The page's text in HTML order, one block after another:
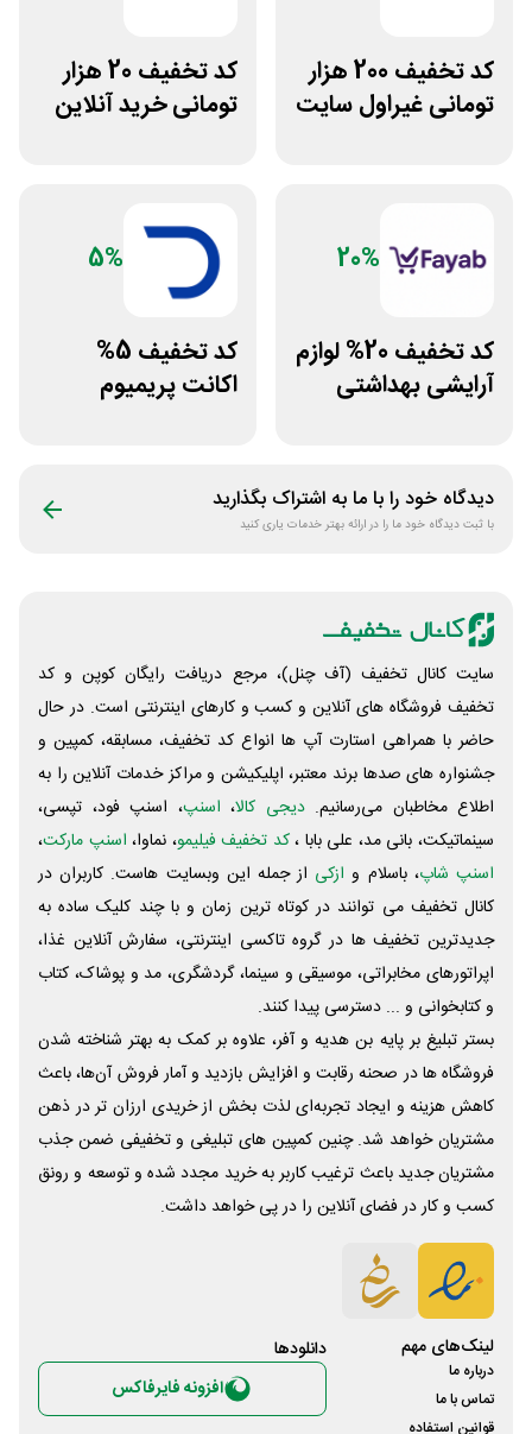
کد تخفیف 200 هزار
تومانی غیراول سایت
کد تخفیف 20 هزار
تومانی خرید آنلاین
20%
کد تخفیف 20% لوازم
آرایشی بهداشتی
5%
کد تخفیف 5%
اکانت پریمیوم
دیدگاه خود را با ما به اشتراک بگذارید
با ثبت دیدگاه خود ما را در ارائه بهتر خدمات یاری کنید
سایت کانال تخفیف (آف چنل)، مرجع دریافت رایگان کوپن و کد
تخفیف فروشگاه های آنلاین و کسب و‌ کارهای اینترنتی است. در حال
حاضر با همراهی استارت آپ ها انواع کد تخفیف، مسابقه، کمپین و
جشنواره های صدها برند معتبر، اپلیکیشن و مراکز خدمات آنلاین را به
اطلاع مخاطبان می‌رسانیم. دیجی کالا، اسنپ، اسنپ فود، تپسی،
سینماتیکت، بانی مد، علی‌ بابا ،کد تخفیف فیلیمو، نماوا، اسنپ مارکت،
اسنپ شاپ، باسلام و ازکی از جمله این وبسایت ‌هاست. کاربران در
کانال تخفیف می توانند در کوتاه ترین زمان و با چند کلیک ساده به
جدیدترین تخفیف ها در گروه تاکسی اینترنتی، سفارش آنلاین غذا،
اپراتورهای مخابراتی، موسیقی و سینما، گردشگری، مد و پوشاک، کتاب
و کتابخوانی و ... دسترسی پیدا کنند.
بستر تبلیغ بر پایه بن هدیه و آفر، علاوه بر کمک به بهتر شناخته شدن
فروشگاه ها در صحنه رقابت و افزایش بازدید و آمار فروش آن‌ها، باعث
کاهش هزینه و ایجاد تجربه‌ای لذت بخش از خریدی ارزان تر در ذهن
مشتریان خواهد شد. چنین کمپین های تبلیغی و تخفیفی ضمن جذب
مشتریان جدید باعث ترغیب کاربر به خرید مجدد شده و توسعه و رونق
کسب و کار در فضای آنلاین را در پی خواهد داشت.
لینک‌های مهم
درباره ما
تماس با ما
قوانین استفاده
دانلود‌ها
افزونه فایرفاکس